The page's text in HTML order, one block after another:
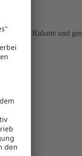
Rabatte und